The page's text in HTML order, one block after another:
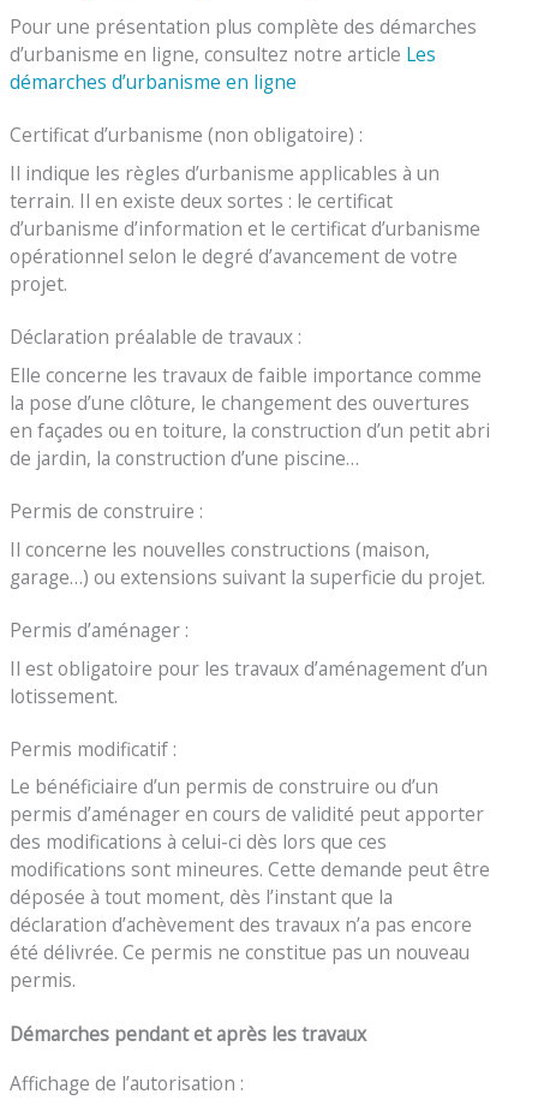
Pour une présentation plus complète des démarches
d’urbanisme en ligne, consultez notre article Les
démarches d’urbanisme en ligne
Certificat d’urbanisme (non obligatoire) :
Il indique les règles d’urbanisme applicables à un
terrain. Il en existe deux sortes : le certificat
d’urbanisme d’information et le certificat d’urbanisme
opérationnel selon le degré d’avancement de votre
projet.
Déclaration préalable de travaux :
Elle concerne les travaux de faible importance comme
la pose d’une clôture, le changement des ouvertures
en façades ou en toiture, la construction d’un petit abri
de jardin, la construction d’une piscine…
Permis de construire :
Il concerne les nouvelles constructions (maison,
garage…) ou extensions suivant la superficie du projet.
Permis d’aménager :
Il est obligatoire pour les travaux d’aménagement d’un
lotissement.
Permis modificatif :
Le bénéficiaire d’un permis de construire ou d’un
permis d’aménager en cours de validité peut apporter
des modifications à celui-ci dès lors que ces
modifications sont mineures. Cette demande peut être
déposée à tout moment, dès l’instant que la
déclaration d’achèvement des travaux n’a pas encore
été délivrée. Ce permis ne constitue pas un nouveau
permis.
Démarches pendant et après les travaux
Affichage de l’autorisation :